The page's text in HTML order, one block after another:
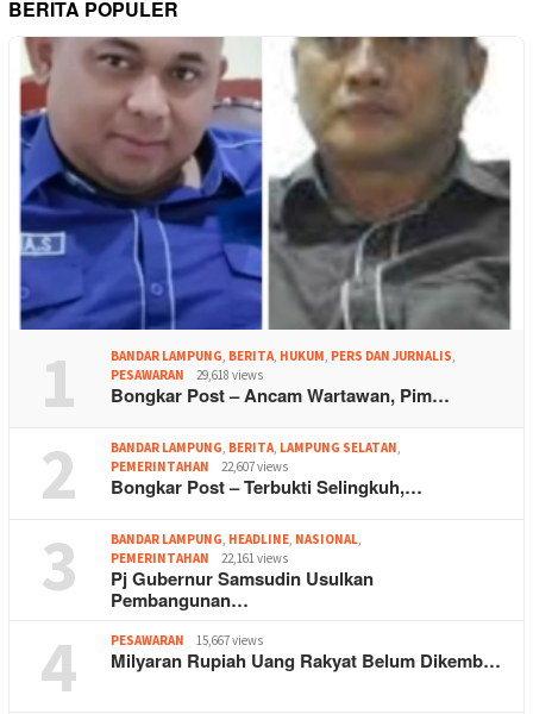
BERITA POPULER
1 BANDAR LAMPUNG BERITA HUKUM PERS DAN JURNALIS
PESAWARAN
29,618 views
Bongkar Post – Ancam Wartawan, Pim…
2 BANDAR LAMPUNG BERITA LAMPUNG SELATAN
PEMERINTAHAN
22,607 views
Bongkar Post – Terbukti Selingkuh,…
3 BANDAR LAMPUNG HEADLINE NASIONAL
PEMERINTAHAN
22,161 views
Pj Gubernur Samsudin Usulkan
Pembangunan…
4 PESAWARAN 15,667 views
Milyaran Rupiah Uang Rakyat Belum Dikemb…